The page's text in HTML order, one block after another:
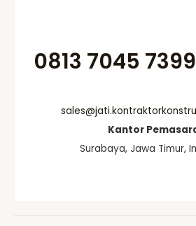
0813 7045
Kantor
Surabaya, Jawa Timur,